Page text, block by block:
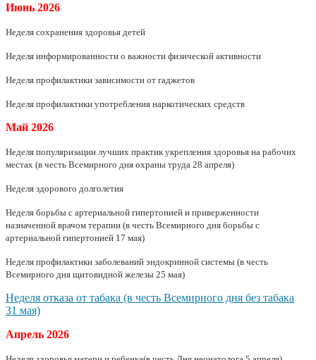
Июнь 2026
Неделя сохранения здоровья детей
Неделя информированности о важности физической активности
Неделя профилактики зависимости от гаджетов
Неделя профилактики употребления наркотических средств
Май 2026
Неделя популяризации лучших практик укрепления здоровья на рабочих
местах (в честь Всемирного дня охраны труда 28 апреля)
Неделя здорового долголетия
Неделя борьбы с артериальной гипертонией и приверженности
назначенной врачом терапии (в честь Всемирного дня борьбы с
артериальной гипертонией 17 мая)
Неделя профилактики заболеваний эндокринной системы (в честь
Всемирного дня щитовидной железы 25 мая)
Неделя отказа от табака (в честь Всемирного дня без табака
31 мая)
Апрель 2026